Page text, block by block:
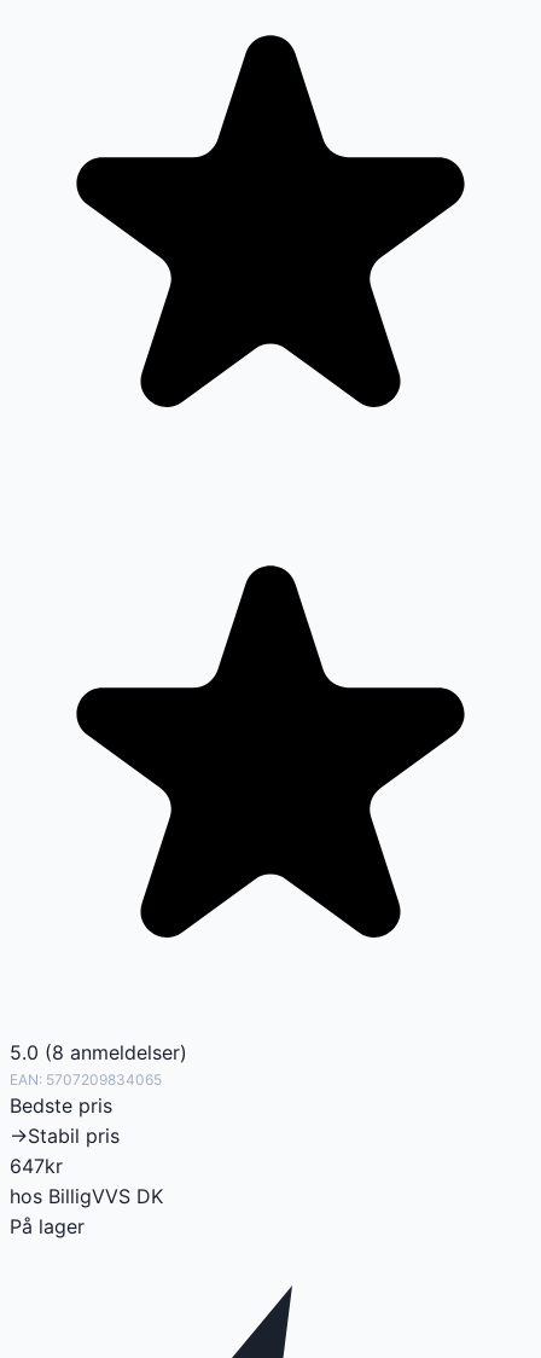
5.0 (8 anmeldelser)
EAN: 5707209834065
Bedste pris
→Stabil pris
647kr
hos BilligVVS DK
På lager